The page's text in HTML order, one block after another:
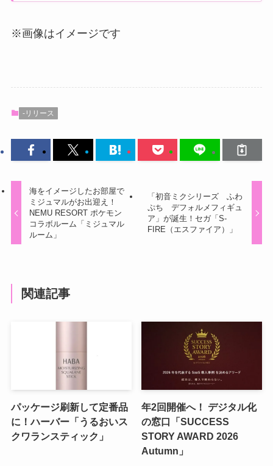
※画像はイメージです
-リリース
海をイメージしたお部屋で
ミジュマルがお出迎え！
NEMU RESORT ポケモン
コラボルーム「ミジュマル
ルーム」
「初音ミクシリーズ ふわ
ぷち デフォルメフィギュ
ア」が誕生！セガ「S-
FIRE（エスファイア）」
関連記事
パッケージ刷新して定番品
に！ハーバー「うるおいス
クワランスティック」
年2回開催へ！ デジタル化
の窓口「SUCCESS
STORY AWARD 2026
Autumn」